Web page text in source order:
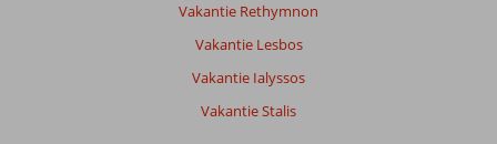
Vakantie Rethymnon
Vakantie Lesbos
Vakantie Ialyssos
Vakantie Stalis